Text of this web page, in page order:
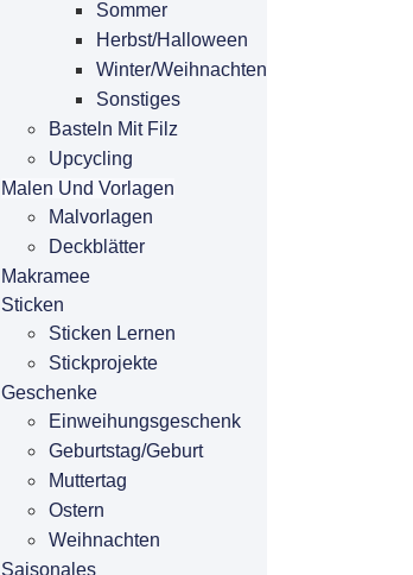
Sommer
Herbst/Halloween
Winter/Weihnachten
Sonstiges
Basteln Mit Filz
Upcycling
Malen Und Vorlagen
Malvorlagen
Deckblätter
Makramee
Sticken
Sticken Lernen
Stickprojekte
Geschenke
Einweihungsgeschenk
Geburtstag/Geburt
Muttertag
Ostern
Weihnachten
Saisonales